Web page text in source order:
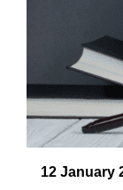
12 January